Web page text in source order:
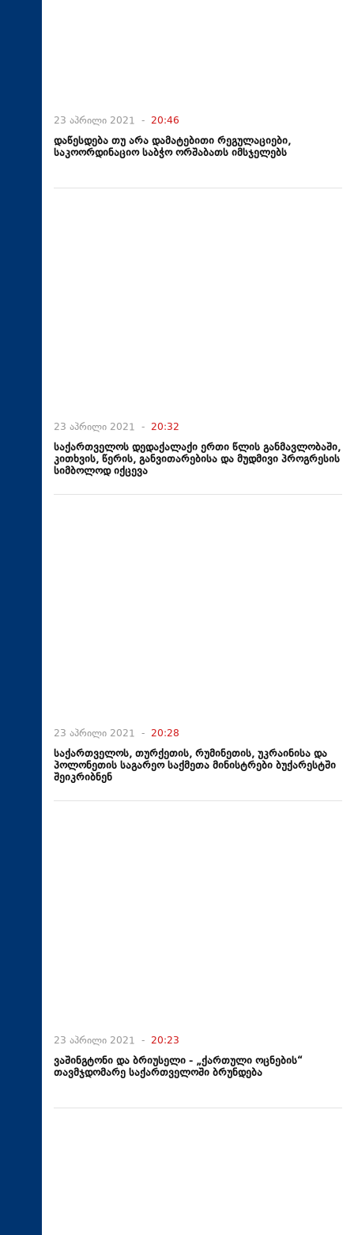
23 აპრილი 2021 - 20:46
დაწესდება თუ არა დამატებითი რეგულაციები,
საკოორდინაციო საბჭო ორშაბათს იმსჯელებს
23 აპრილი 2021 - 20:32
საქართველოს დედაქალაქი ერთი წლის განმავლობაში,
კითხვის, წერის, განვითარებისა და მუდმივი პროგრესის
სიმბოლოდ იქცევა
23 აპრილი 2021 - 20:28
საქართველოს, თურქეთის, რუმინეთის, უკრაინისა და
პოლონეთის საგარეო საქმეთა მინისტრები ბუქარესტში
შეიკრიბნენ
23 აპრილი 2021 - 20:23
ვაშინგტონი და ბრიუსელი - „ქართული ოცნების“
თავმჯდომარე საქართველოში ბრუნდება